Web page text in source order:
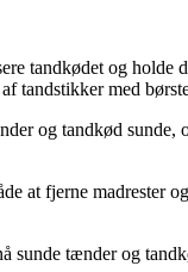
tandkødet og holde
tandstikker med
og tandkød sunde,
at fjerne madrester
sunde tænder og